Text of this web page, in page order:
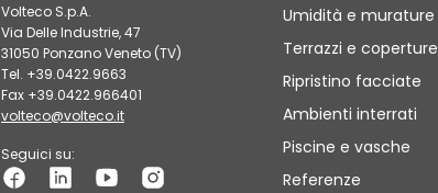
Volteco S.p.A.
Via Delle Industrie, 47
31050 Ponzano Veneto (TV)
Tel. +39.0422.9663
Fax +39.0422.966401
volteco@volteco.it
Seguici su:
Umidità e murature
Terrazzi e coperture
Ripristino facciate
Ambienti interrati
Piscine e vasche
Referenze